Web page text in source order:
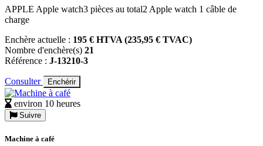
APPLE Apple watch3 pièces au total2 Apple watch 1 câble de
charge
Enchère actuelle : 195 € HTVA (235,95 € TVAC)
Nombre d'enchère(s) 21
Référence : J-13210-3
Consulter Enchérir
environ 10 heures
Suivre
Machine à café